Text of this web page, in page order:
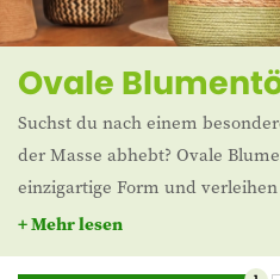
Ovale
Suchst du nach einem
der Masse abhebt? Ovale
einzigartige Form und
Garten eine spielerische,
abgerundeten Linien passen
+ Mehr lesen